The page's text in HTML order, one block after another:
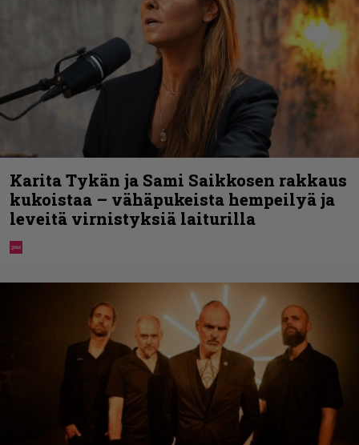
Karita Tykän ja Sami Saikkosen rakkaus
kukoistaa – vähäpukeista hempeilyä ja
leveitä virnistyksiä laiturilla